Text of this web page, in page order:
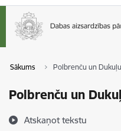
Sākums Polbrenču un
Polbrenču un
Atskaņot tekstu